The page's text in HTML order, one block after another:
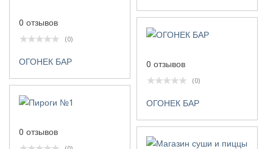
0 отзывов
(0)
ОГОНЕК БАР 0 отзывов
(0)
ОГОНЕК БАР
0 отзывов